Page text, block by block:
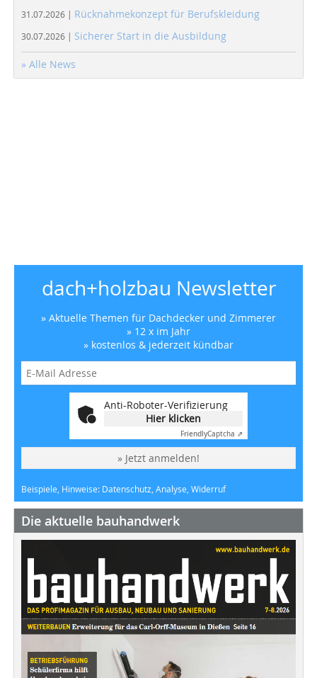
31.07.2026 | Rücknahmekonzept für Berufskleidung
30.07.2026 | Sicherer Start in die Ausbildung
» Alle News
dach+holzbau Newsletter
» Aktuelle Themen für Dachdecker und Zimmerer
» 12 x im Jahr
» kostenlos & jederzeit kündbar
Anti-Roboter-Verifizierung
Hier klicken
FriendlyCaptcha ⇗
» Jetzt anmelden!
Beispiele, Hinweise: Datenschutz, Analyse, Widerruf
Die aktuelle bauhandwerk